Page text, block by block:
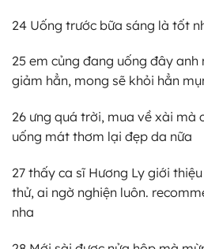
24 Uống trước bữa sáng là tốt
25 em củng đang uống đây
giảm hẳn, mong sẽ khỏi hẳn
26 ưng quá trời, mua về xài mà
uống mát thơm lại đẹp da nữa
27 thấy ca sĩ Hương Ly giới
thử, ai ngờ nghiện luôn.
nha